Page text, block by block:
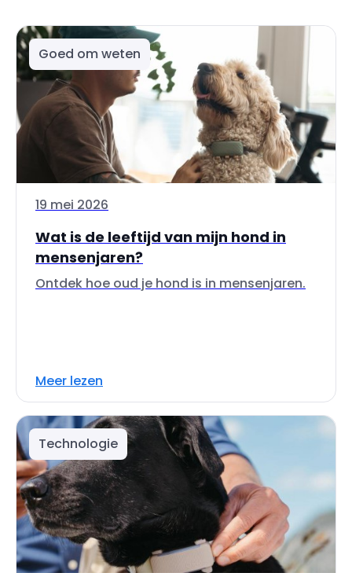
Goed om weten
19 mei 2026
Wat is de leeftijd van mijn hond in
mensenjaren?
Ontdek hoe oud je hond is in mensenjaren.
Meer lezen
Technologie